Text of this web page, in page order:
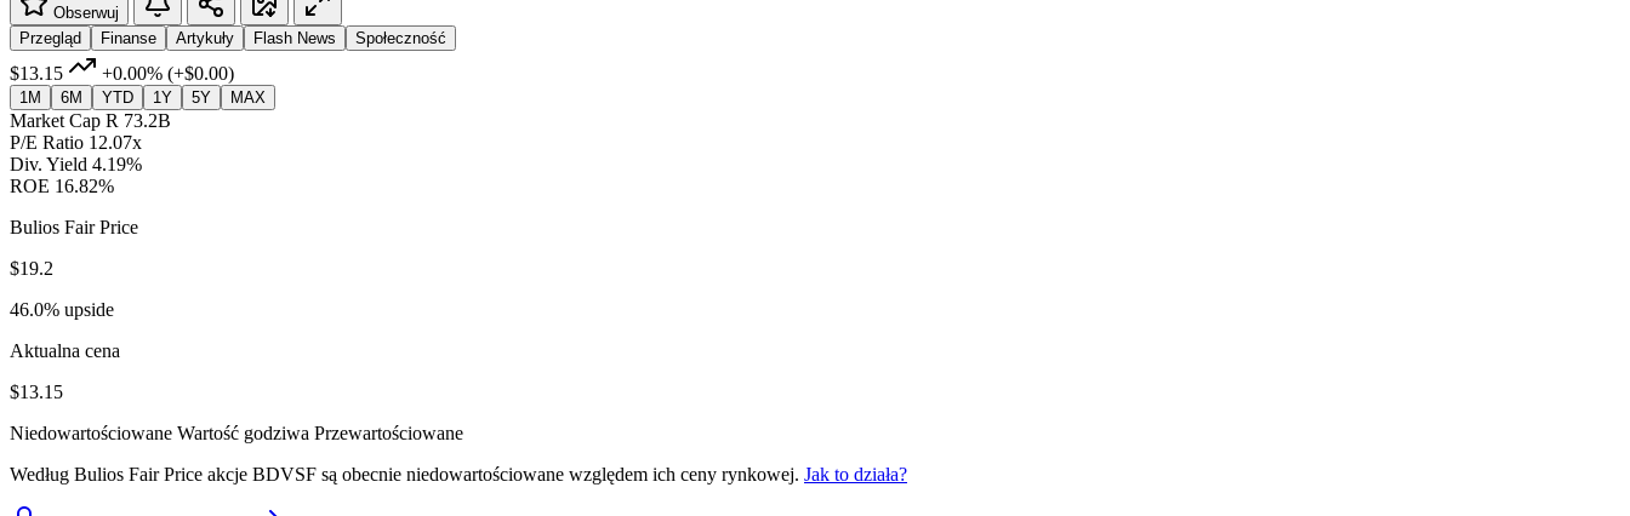
Obserwuj
Przegląd
Finanse Artykuły Flash News Społeczność
$13.15 +0.00% (+$0.00)
1M 6M YTD 1Y 5Y MAX
Market Cap R 73.2B
P/E Ratio 12.07x
Div. Yield 4.19%
ROE 16.82%
Bulios Fair Price
$19.2
46.0% upside
Aktualna cena
$13.15
Niedowartościowane Wartość godziwa Przewartościowane
Według Bulios Fair Price akcje BDVSF są obecnie niedowartościowane względem ich ceny rynkowej. Jak to działa?